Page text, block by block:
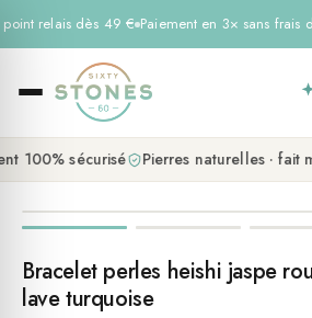
relais dès 49 € Paiement en 3× sans frais
100% sécurisé Pierres naturelles · fait
Bracelet perles heishi jaspe
lave turquoise